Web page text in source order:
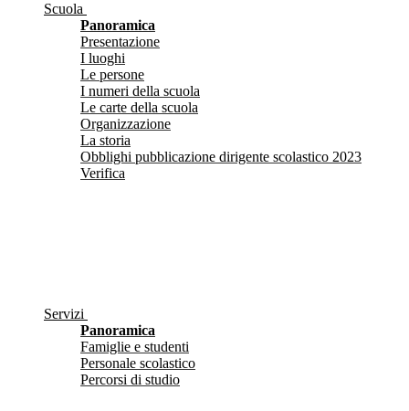
Scuola
Panoramica
Presentazione
I luoghi
Le persone
I numeri della scuola
Le carte della scuola
Organizzazione
La storia
Obblighi pubblicazione dirigente scolastico 2023
Verifica
Servizi
Panoramica
Famiglie e studenti
Personale scolastico
Percorsi di studio